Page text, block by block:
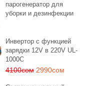
парогенератор для
уборки и дезинфекции
Инвертор с функцией
зарядки 12V в 220V UL-
1000C
4100сом 2990сом